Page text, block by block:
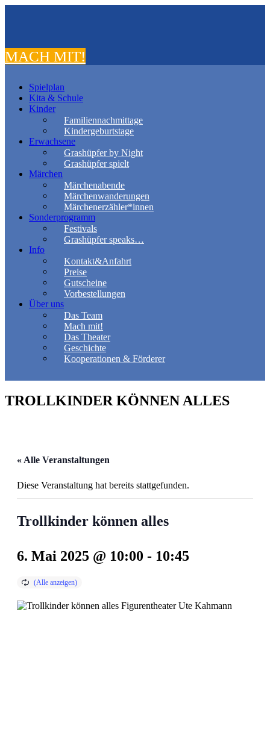
MACH MIT!
Spielplan
Kita & Schule
Kinder
Familiennachmittage
Kindergeburtstage
Erwachsene
Grashüpfer by Night
Grashüpfer spielt
Märchen
Märchenabende
Märchenwanderungen
Märchenerzähler*innen
Sonderprogramm
Festivals
Grashüpfer speaks…
Info
Kontakt&Anfahrt
Preise
Gutscheine
Vorbestellungen
Über uns
Das Team
Mach mit!
Das Theater
Geschichte
Kooperationen & Förderer
TROLLKINDER KÖNNEN ALLES
« Alle Veranstaltungen
Diese Veranstaltung hat bereits stattgefunden.
Trollkinder können alles
6. Mai 2025 @ 10:00 - 10:45